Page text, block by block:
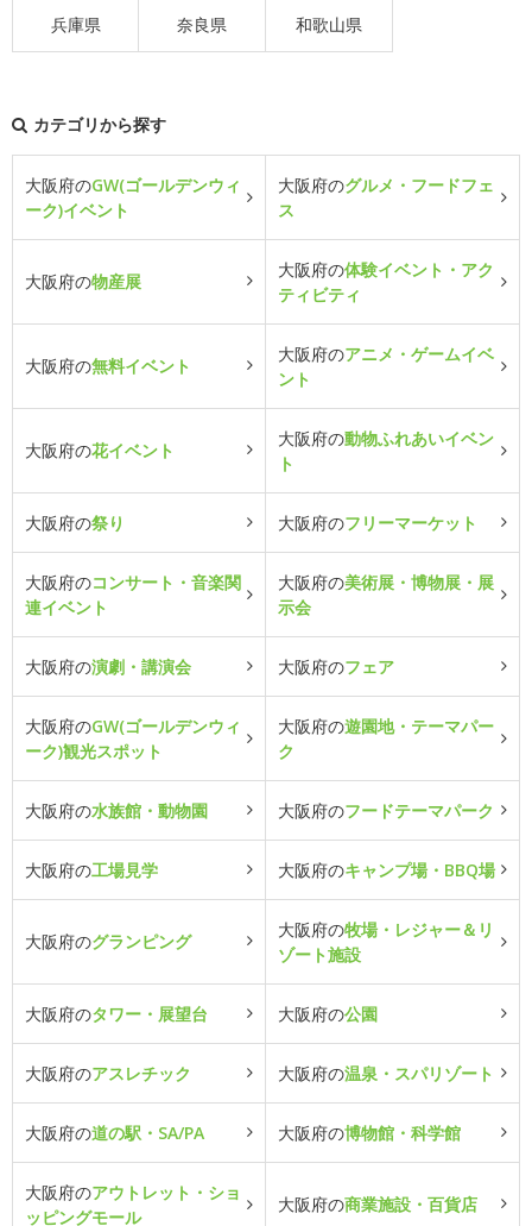
兵庫県 奈良県 和歌山県
カテゴリから探す
大阪府のGW(ゴールデンウィ
ーク)イベント
大阪府のグルメ・フードフェ
ス
大阪府の物産展
大阪府の体験イベント・アク
ティビティ
大阪府の無料イベント
大阪府のアニメ・ゲームイベ
ント
大阪府の花イベント
大阪府の動物ふれあいイベン
ト
大阪府の祭り 大阪府のフリーマーケット
大阪府のコンサート・音楽関
連イベント
大阪府の美術展・博物展・展
示会
大阪府の演劇・講演会 大阪府のフェア
大阪府のGW(ゴールデンウィ
ーク)観光スポット
大阪府の遊園地・テーマパー
ク
大阪府の水族館・動物園 大阪府のフードテーマパーク
大阪府の工場見学 大阪府のキャンプ場・BBQ場
大阪府のグランピング
大阪府の牧場・レジャー＆リ
ゾート施設
大阪府のタワー・展望台 大阪府の公園
大阪府のアスレチック 大阪府の温泉・スパリゾート
大阪府の道の駅・SA/PA 大阪府の博物館・科学館
大阪府のアウトレット・ショ
ッピングモール
大阪府の商業施設・百貨店